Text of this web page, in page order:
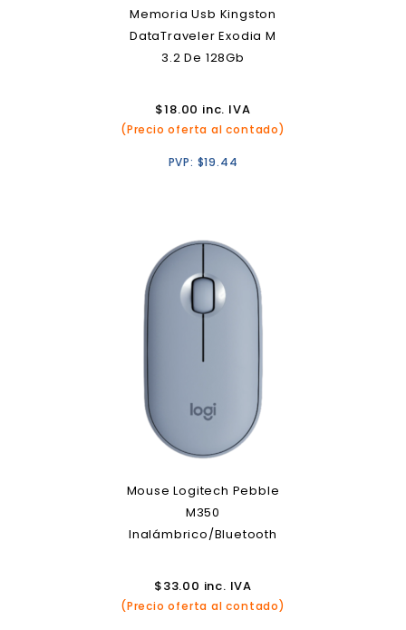
Memoria Usb Kingston
DataTraveler Exodia M
3.2 De 128Gb
$18.00 inc. IVA
(Precio oferta al contado)
PVP: $19.44
Mouse Logitech Pebble
M350
Inalámbrico/Bluetooth
$33.00 inc. IVA
(Precio oferta al contado)